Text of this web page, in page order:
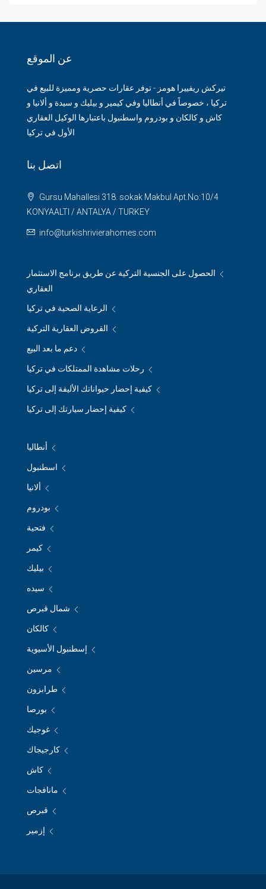
عن الموقع
تيركش ريفييرا هومز - توفر عقارات حصرية ومميزة للبيع في
تركيا ، خصوصاً في أنطاليا وفي كيمير و بيليك و سيدة و ألانيا و
كاش و كالكان و بودروم واسطنبول باعتبارها الوكيل العقاري
الأول في تركيا
اتصل بنا
Gursu Mahallesi 318. sokak Makbul Apt.No:10/4
KONYAALTI / ANTALYA / TURKEY
info@turkishrivierahomes.com
الحصول على الجنسية التركية عن طريق برنامج الاستثمار
العقاري
الرعاية الصحية في تركيا
القروض العقارية التركية
دعم ما بعد البيع
رحلات مشاهدة الممتلكات في تركيا
كيفية إحضار حيواناتك الأليفة إلى تركيا
كيفية إحضار سيارتك إلى تركيا
أنطاليا
اسطنبول
ألانيا
بودروم
فتحية
كيمر
بيليك
سيده
شمال قبرص
كالكان
إسطنبول الأسيوية
مرسين
طرابزون
بورصا
غوجيك
كارجيجاك
كاش
مانافجات
قبرص
إزمير